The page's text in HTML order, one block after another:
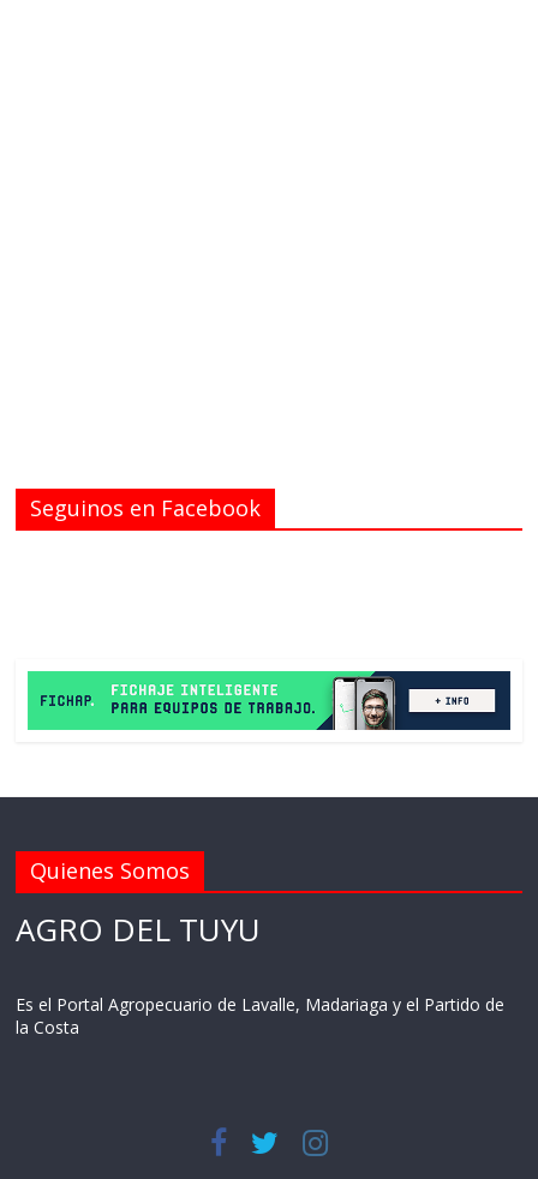
Seguinos en Facebook
Quienes Somos
AGRO DEL TUYU
Es el Portal Agropecuario de Lavalle, Madariaga y el Partido de
la Costa